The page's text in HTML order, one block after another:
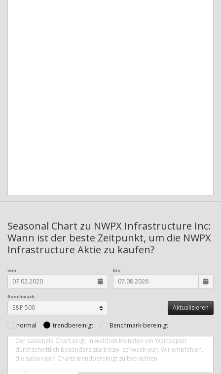
Seasonal Chart zu NWPX Infrastructure Inc:
Wann ist der beste Zeitpunkt, um die NWPX
Infrastructure Aktie zu kaufen?
Benchmark:
von: bis:
normal trendbereinigt
Benchmark-bereinigt
Der saisonale Chart zeigt, in welchen Monaten ein Wertpapier
durchschnittlich besonders stark bzw. schwach war. Wir empfehlen,
die saisonalen Charts trendbereinigt zu betrachten.
4